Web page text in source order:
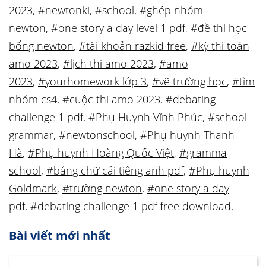
2023, #newtonki, #school, #ghép nhóm
newton, #one story a day level 1 pdf, #đề thi học
bổng newton, #tài khoản razkid free, #kỳ thi toán
amo 2023, #lịch thi amo 2023, #amo
2023, #yourhomework lớp 3, #vẽ trường học, #tìm
nhóm cs4, #cuộc thi amo 2023, #debating
challenge 1 pdf, #Phụ Huynh Vĩnh Phúc, #school
grammar, #newtonschool, #Phụ huynh Thanh
Hà, #Phụ huynh Hoàng Quốc Việt, #gramma
school, #bảng chữ cái tiếng anh pdf, #Phụ huynh
Goldmark, #trường newton, #one story a day
pdf, #debating challenge 1 pdf free download,
Bài viết mới nhất